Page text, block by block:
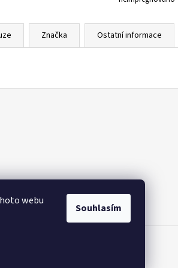
webu
Souhlasím
Značka Ostatní informace